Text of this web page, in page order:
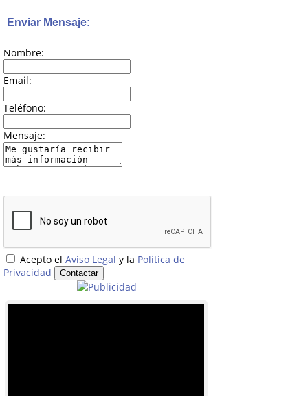
Enviar Mensaje:
Nombre:
Email:
Teléfono:
Mensaje:
Acepto el Aviso Legal y la Política de
Privacidad